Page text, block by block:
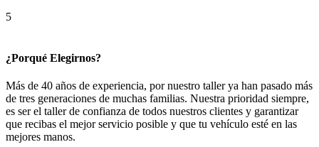
5
¿Porqué Elegirnos?
Más de 40 años de experiencia, por nuestro taller ya han pasado más
de tres generaciones de muchas familias. Nuestra prioridad siempre,
es ser el taller de confianza de todos nuestros clientes y garantizar
que recibas el mejor servicio posible y que tu vehículo esté en las
mejores manos.